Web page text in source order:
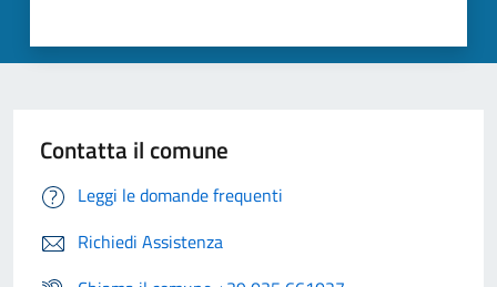
Contatta il comune
Leggi le domande frequenti
Richiedi Assistenza